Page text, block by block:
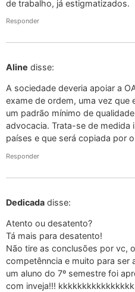
de trabalho, já estigmatizados.
Responder
Aline disse:
A sociedade deveria apoiar a
exame de ordem, uma vez
um padrão mínimo de
advocacia. Trata-se de medida
países e que será copiada por
Responder
Dedicada disse:
Atento ou desatento?
Tá mais para desatento!
Não tire as conclusões por vc,
competênncia e muito para ser
um aluno do 7º semestre foi
com inveja!!! kkkkkkkkkkkkkkkk